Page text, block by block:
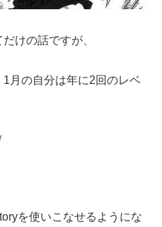
けの話ですが、
月の自分は年に2回のレベ
を使いこなせるようにな